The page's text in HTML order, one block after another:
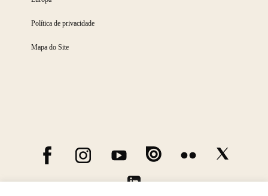
Política de privacidade
Mapa do Site